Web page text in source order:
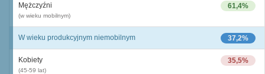
61,4%
Mężczyźni
(w wieku mobilnym)
37,2%
W wieku produkcyjnym niemobilnym
35,5%
Kobiety
(45-59 lat)